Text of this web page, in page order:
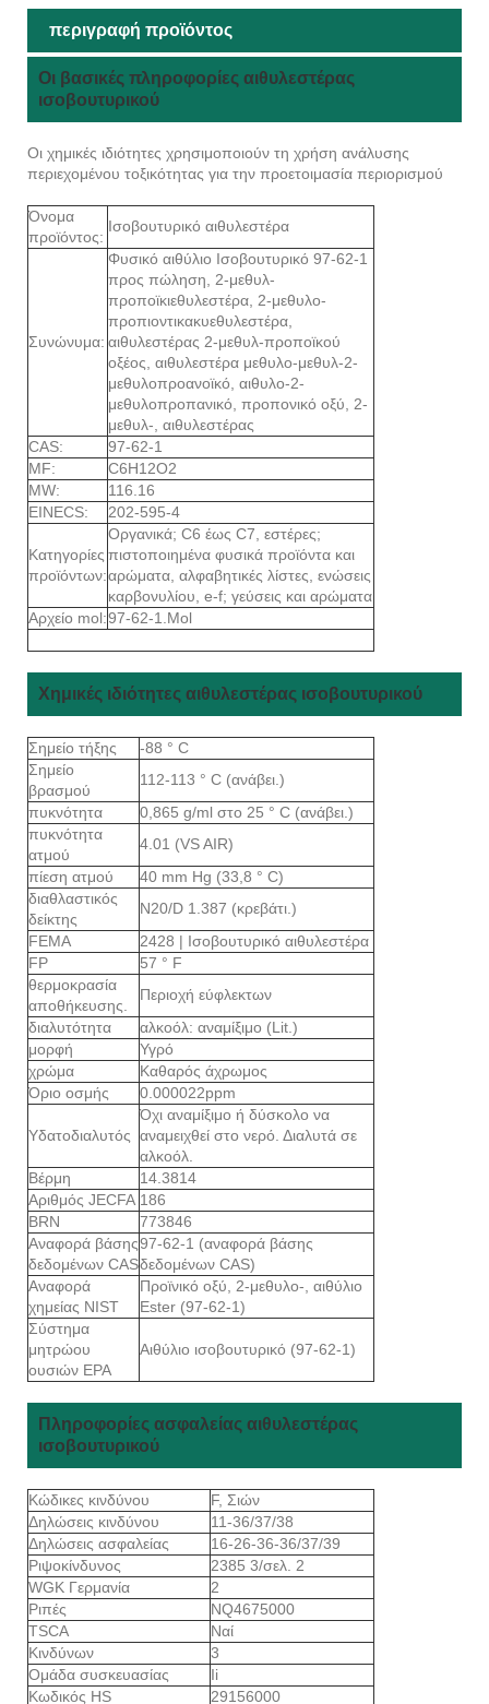
περιγραφή προϊόντος
Οι βασικές πληροφορίες αιθυλεστέρας
ισοβουτυρικού
Οι χημικές ιδιότητες χρησιμοποιούν τη χρήση ανάλυσης
περιεχομένου τοξικότητας για την προετοιμασία περιορισμού
Όνομα
προϊόντος:
Ισοβουτυρικό αιθυλεστέρα
Συνώνυμα:
Φυσικό αιθύλιο Ισοβουτυρικό 97-62-1
προς πώληση, 2-μεθυλ-
προποϊκιεθυλεστέρα, 2-μεθυλο-
προπιοντικακυεθυλεστέρα,
αιθυλεστέρας 2-μεθυλ-προποϊκού
οξέος, αιθυλεστέρα μεθυλο-μεθυλ-2-
μεθυλοπροανοϊκό, αιθυλο-2-
μεθυλοπροπανικό, προπονικό οξύ, 2-
μεθυλ-, αιθυλεστέρας
CAS:
97-62-1
MF:
C6H12O2
MW:
116.16
EINECS:
202-595-4
Κατηγορίες
προϊόντων:
Οργανικά; C6 έως C7, εστέρες;
πιστοποιημένα φυσικά προϊόντα και
αρώματα, αλφαβητικές λίστες, ενώσεις
καρβονυλίου, e-f; γεύσεις και αρώματα
Αρχείο mol:97-62-1.Mol
Χημικές ιδιότητες αιθυλεστέρας ισοβουτυρικού
Σημείο τήξης
-88 ° C
Σημείο
βρασμού
112-113 ° C (ανάβει.)
πυκνότητα
0,865 g/ml στο 25 ° C (ανάβει.)
πυκνότητα
ατμού
4.01 (VS AIR)
πίεση ατμού
40 mm Hg (33,8 ° C)
διαθλαστικός
δείκτης
N20/D 1.387 (κρεβάτι.)
FEMA
2428 | Ισοβουτυρικό αιθυλεστέρα
FP
57 ° F
θερμοκρασία
αποθήκευσης.
Περιοχή εύφλεκτων
διαλυτότητα
αλκοόλ: αναμίξιμο (Lit.)
μορφή
Υγρό
χρώμα
Καθαρός άχρωμος
Όριο οσμής
0.000022ppm
Υδατοδιαλυτός
Όχι αναμίξιμο ή δύσκολο να
αναμειχθεί στο νερό. Διαλυτά σε
αλκοόλ.
Βέρμη
14.3814
Αριθμός JECFA 186
BRN
773846
Αναφορά βάσης
δεδομένων CAS
97-62-1 (αναφορά βάσης
δεδομένων CAS)
Αναφορά
χημείας NIST
Προϊνικό οξύ, 2-μεθυλο-, αιθύλιο
Ester (97-62-1)
Σύστημα
μητρώου
ουσιών EPA
Αιθύλιο ισοβουτυρικό (97-62-1)
Πληροφορίες ασφαλείας αιθυλεστέρας
ισοβουτυρικού
Κώδικες κινδύνου
F, Σιών
Δηλώσεις κινδύνου
11-36/37/38
Δηλώσεις ασφαλείας
16-26-36-36/37/39
Ριψοκίνδυνος
2385 3/σελ. 2
WGK Γερμανία
2
Ριπές
NQ4675000
TSCA
Ναί
Κινδύνων
3
Ομάδα συσκευασίας
Ii
Κωδικός HS
29156000